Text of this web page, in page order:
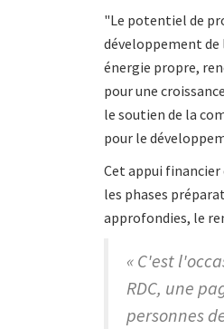
"Le potentiel de
développement
énergie propre,
pour une
le soutien de la
pour le
Cet appui
les phases
approfondies, le
« C'est
RDC, une
personnes